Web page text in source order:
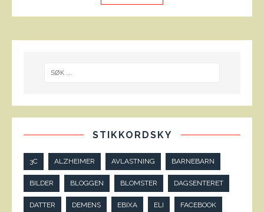
STIKKORDSKY
3C ALZHEIMER AVLASTNING BARNEBARN
BILDER BLOGGEN BLOMSTER DAGSENTERET
DATTER DEMENS EBIXA ELI FACEBOOK